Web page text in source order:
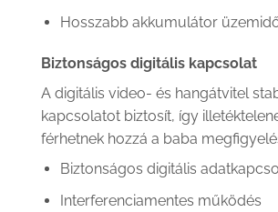
Hosszabb akkumulátor
Biztonságos digitális kapcsolat
A digitális video- és hangátvitel
kapcsolatot biztosít, így
férhetnek hozzá a baba
Biztonságos digitális
Interferenciamentes működés